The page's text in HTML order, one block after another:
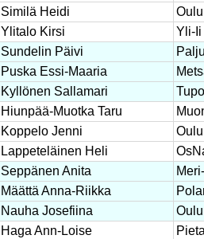
Similä Heidi
Oulu
Ylitalo Kirsi
Yli-Ii
Sundelin Päivi
Puska Essi-Maaria
Kyllönen Sallamari
Hiunpää-Muotka Taru
Koppelo Jenni
Oulu
Lappeteläinen Heli
Seppänen Anita
Määttä Anna-Riikka
Nauha Josefiina
Oulu
Haga Ann-Loise